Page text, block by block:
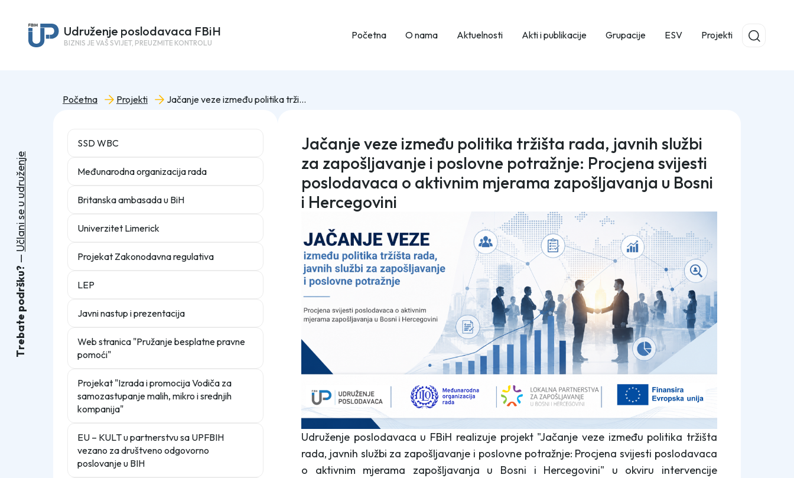
Udruženje poslodavaca FBiH
BIZNIS JE VAŠ SVIJET, PREUZMITE KONTROLU
Početna O nama Aktuelnosti Akti i publikacije Grupacije ESV Projekti
Početna Projekti Jačanje veze između politika tržišta rada, javnih službi za zapošljavanje i poslovne potražnje: Procjena svijesti poslodavaca o aktivnim mjerama zapošljavanja u Bosni i Hercegovini
SSD WBC
Međunarodna organizacija rada
Britanska ambasada u BiH
Univerzitet Limerick
Projekat Zakonodavna regulativa
LEP
Javni nastup i prezentacija
Web stranica "Pružanje besplatne pravne
pomoći"
Projekat "Izrada i promocija Vodiča za
samozastupanje malih, mikro i srednjih
kompanija"
EU – KULT u partnerstvu sa UPFBIH
vezano za društveno odgovorno
poslovanje u BIH
Jačanje veze između politika tržišta rada, javnih službi
za zapošljavanje i poslovne potražnje: Procjena svijesti
poslodavaca o aktivnim mjerama zapošljavanja u Bosni
i Hercegovini
Udruženje poslodavaca u FBiH realizuje projekt "Jačanje veze između politika tržišta
rada, javnih službi za zapošljavanje i poslovne potražnje: Procjena svijesti poslodavaca
o aktivnim mjerama zapošljavanja u Bosni i Hercegovini" u okviru intervencije
T
r
e
b
a
t
e
p
o
d
r
š
k
u
?
U
č
l
a
n
i
s
e
u
u
d
r
u
ž
e
n
j
e